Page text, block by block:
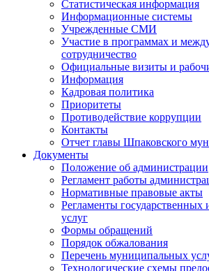
Статистическая информация
Информационные системы
Учрежденные СМИ
Участие в программах и
сотрудничество
Официальные визиты и
Информация
Кадровая политика
Приоритеты
Противодействие коррупции
Контакты
Отчет главы Шпаковского
Документы
Положение об администрации
Регламент работы
Нормативные правовые акты
Регламенты
услуг
Формы обращений
Порядок обжалования
Перечень муниципальных
Технологические схемы